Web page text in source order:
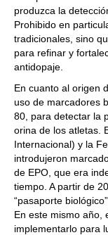
produzca la
Prohibido en
tradicionales, sino
para refinar y
antidopaje.
En cuanto al origen
uso de marcadores
80, para detectar la
orina de los atletas.
Internacional) y la
introdujeron
de EPO, que era
tiempo. A partir de
“pasaporte
En este mismo año,
implementarlo para